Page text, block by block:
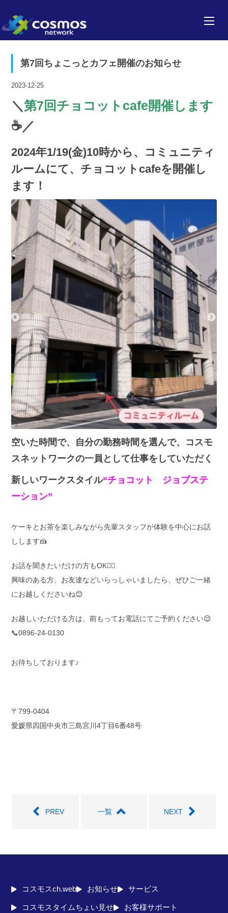
第7回ちょこっとカフェ開催のお知らせ
2023-12-25
＼第7回チョコットcafe開催します
☕️／
2024年1/19(金)10時から、コミュニティ
ルームにて、チョコットcafeを開催し
ます！
空いた時間で、自分の勤務時間を選んで、コスモ
スネットワークの一員として仕事をしていただく
新しいワークスタイル“チョコット ジョブステ
ーション”
ケーキとお茶を楽しみながら先輩スタッフが体験を中心にお話
しします🍰
お話を聞きたいだけの方もOK🙆‍♀️
興味のある方、お友達などいらっしゃいましたら、ぜひご一緒
にお越しくださいね😊
お越しいただける方は、前もってお電話にてご予約ください😌
📞0896-24-0130
お待ちしております♪
〒799-0404
愛媛県四国中央市三島宮川4丁目6番48号
PREV 一覧 NEXT
コスモスch.web お知らせ サービス
コスモスタイムちょい見せ お客様サポート